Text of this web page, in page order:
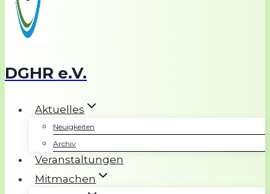
DGHR e.V.
Aktuelles
Neuigkeiten
Archiv
Veranstaltungen
Mitmachen